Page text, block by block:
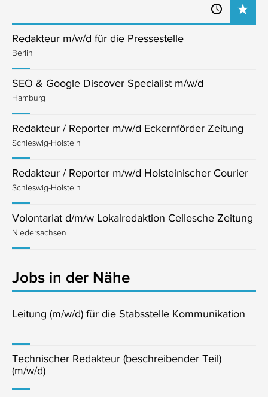
Redakteur m/w/d für die Pressestelle
Berlin
SEO & Google Discover Specialist m/w/d
Hamburg
Redakteur / Reporter m/w/d Eckernförder Zeitung
Schleswig-Holstein
Redakteur / Reporter m/w/d Holsteinischer Courier
Schleswig-Holstein
Volontariat d/m/w Lokalredaktion Cellesche Zeitung
Niedersachsen
Jobs in der Nähe
Leitung (m/w/d) für die Stabsstelle Kommunikation
Technischer Redakteur (beschreibender Teil)
(m/w/d)